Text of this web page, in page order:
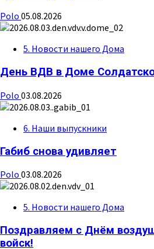
Polo 05.08.2026
5. Новости нашего Дома
День ВДВ в Доме
Polo 03.08.2026
6. Наши выпускники
Габиб снова удивляет
Polo 03.08.2026
5. Новости нашего Дома
Поздравляем с Днём
войск!